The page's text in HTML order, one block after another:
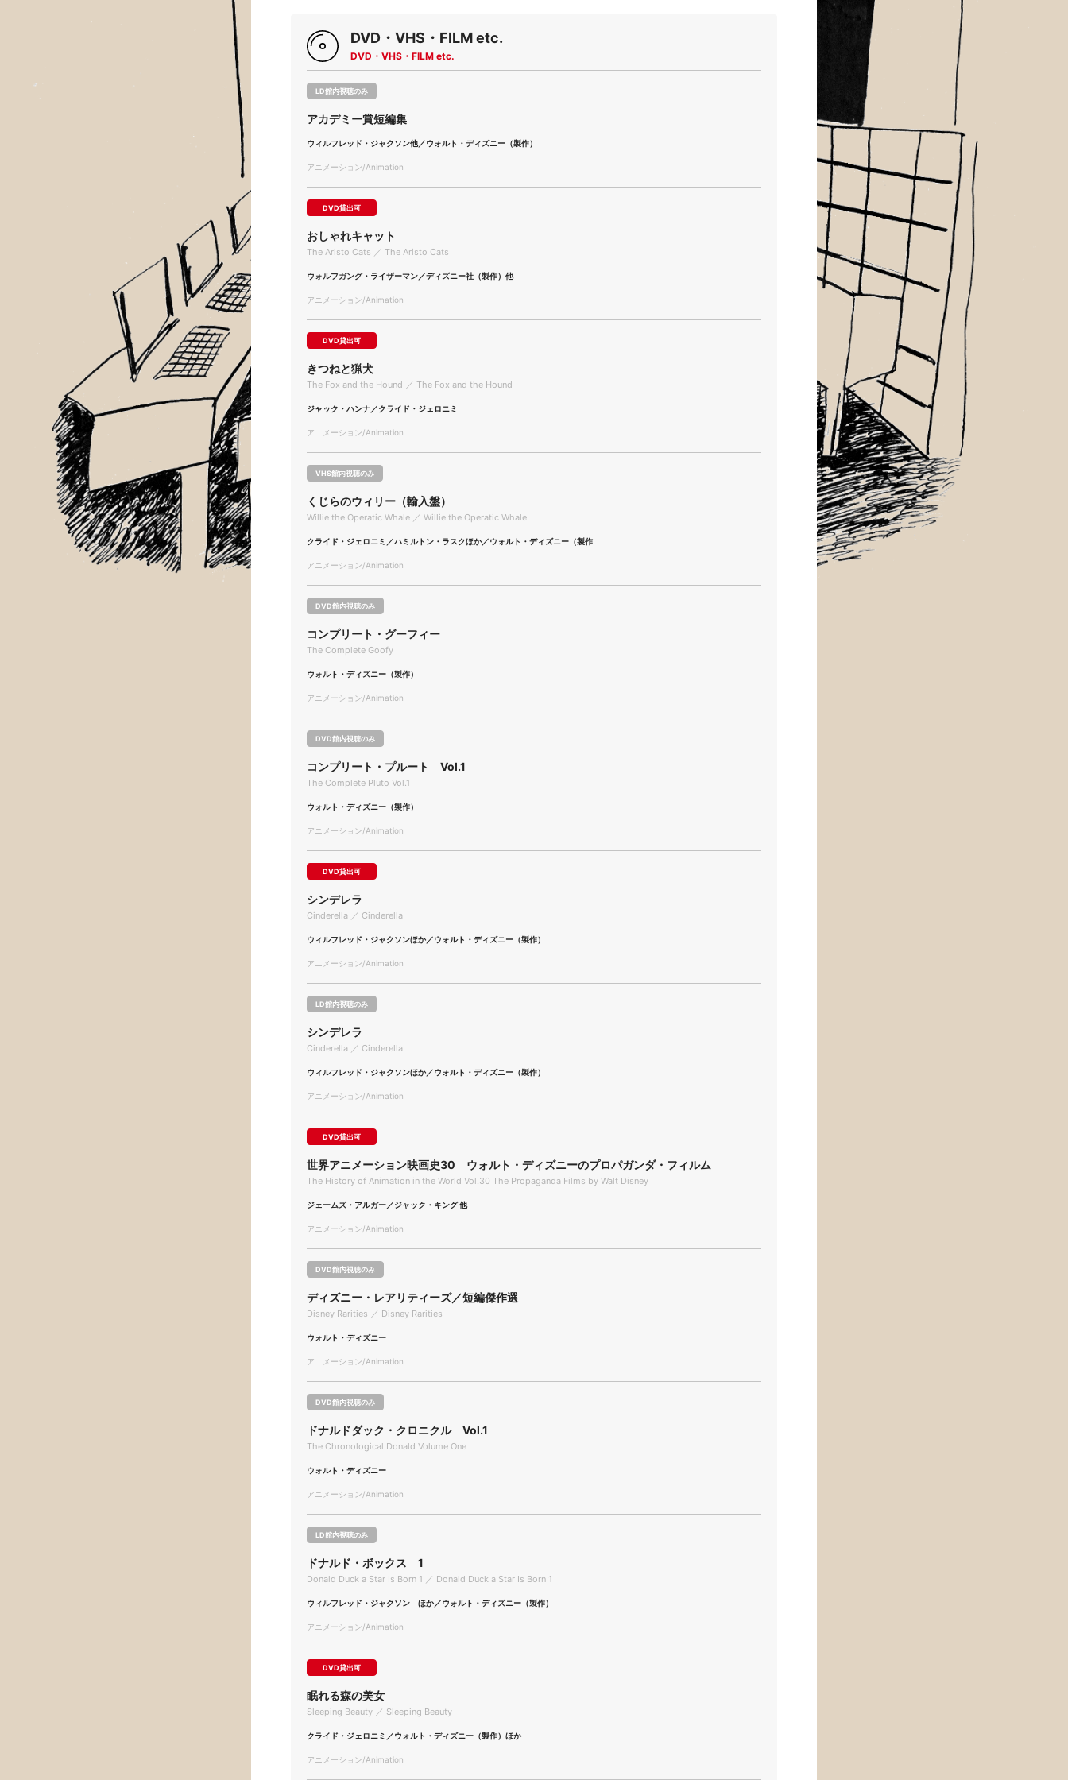
DVD・VHS・FILM etc.
DVD・VHS・FILM etc.
LD館内視聴のみ
アカデミー賞短編集
ウィルフレッド・ジャクソン他／ウォルト・ディズニー（製作）
アニメーション/Animation
DVD貸出可
おしゃれキャット
The Aristo Cats ／ The Aristo Cats
ウォルフガング・ライザーマン／ディズニー社（製作）他
アニメーション/Animation
DVD貸出可
きつねと猟犬
The Fox and the Hound ／ The Fox and the Hound
ジャック・ハンナ／クライド・ジェロニミ
アニメーション/Animation
VHS館内視聴のみ
くじらのウィリー（輸入盤）
Willie the Operatic Whale ／ Willie the Operatic Whale
クライド・ジェロニミ／ハミルトン・ラスクほか／ウォルト・ディズニー（製作
アニメーション/Animation
DVD館内視聴のみ
コンプリート・グーフィー
The Complete Goofy
ウォルト・ディズニー（製作）
アニメーション/Animation
DVD館内視聴のみ
コンプリート・プルート Vol.1
The Complete Pluto Vol.1
ウォルト・ディズニー（製作）
アニメーション/Animation
DVD貸出可
シンデレラ
Cinderella ／ Cinderella
ウィルフレッド・ジャクソンほか／ウォルト・ディズニー（製作）
アニメーション/Animation
LD館内視聴のみ
シンデレラ
Cinderella ／ Cinderella
ウィルフレッド・ジャクソンほか／ウォルト・ディズニー（製作）
アニメーション/Animation
DVD貸出可
世界アニメーション映画史30 ウォルト・ディズニーのプロパガンダ・フィルム
The History of Animation in the World Vol.30 The Propaganda Films by Walt Disney
ジェームズ・アルガー／ジャック・キング 他
アニメーション/Animation
DVD館内視聴のみ
ディズニー・レアリティーズ／短編傑作選
Disney Rarities ／ Disney Rarities
ウォルト・ディズニー
アニメーション/Animation
DVD館内視聴のみ
ドナルドダック・クロニクル Vol.1
The Chronological Donald Volume One
ウォルト・ディズニー
アニメーション/Animation
LD館内視聴のみ
ドナルド・ボックス 1
Donald Duck a Star Is Born 1 ／ Donald Duck a Star Is Born 1
ウィルフレッド・ジャクソン ほか／ウォルト・ディズニー（製作）
アニメーション/Animation
DVD貸出可
眠れる森の美女
Sleeping Beauty ／ Sleeping Beauty
クライド・ジェロニミ／ウォルト・ディズニー（製作）ほか
アニメーション/Animation